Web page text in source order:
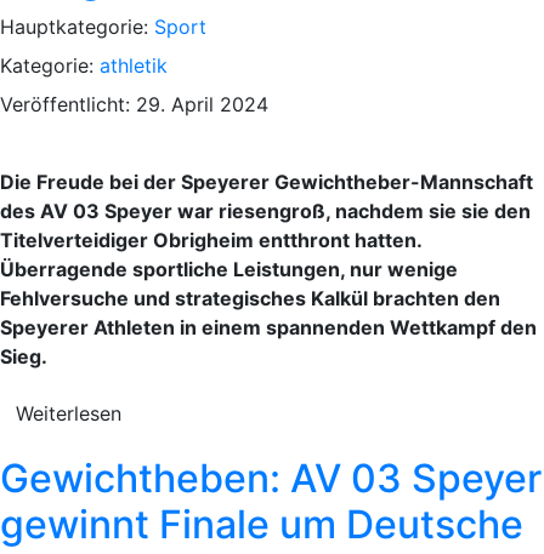
Hauptkategorie: Sport
Kategorie: athletik
Veröffentlicht: 29. April 2024
Die Freude bei der Speyerer Gewichtheber-Mannschaft
des AV 03 Speyer war riesengroß, nachdem sie sie den
Titelverteidiger Obrigheim entthront hatten.
Überragende sportliche Leistungen, nur wenige
Fehlversuche und strategisches Kalkül brachten den
Speyerer Athleten in einem spannenden Wettkampf den
Sieg.
Weiterlesen
Gewichtheben: AV 03 Speyer
gewinnt Finale um Deutsche